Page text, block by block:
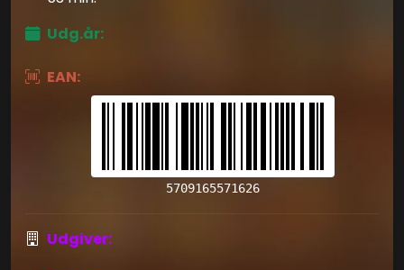
Udg.år:
EAN:
5709165571626
Udgiver: